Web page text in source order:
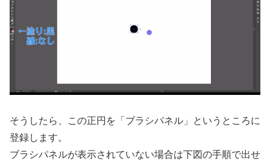
そうしたら、この正円を「ブラシパネル」というところに
登録します。
ブラシパネルが表示されていない場合は下図の手順で出せ